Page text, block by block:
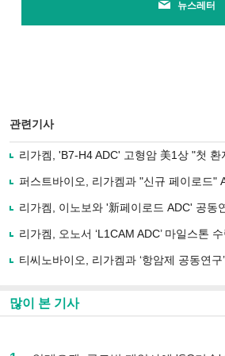
뉴스레터
관련기사
리가켐, 'B7-H4 ADC' 고형암 美1상 "첫 환
퍼스트바이오, 리가켐과 "신규 페이로드"
리가켐, 이노보와 '新페이로드 ADC' 공동
리가켐, 오노서 ‘L1CAM ADC’ 마일스톤 수
티씨노바이오, 리가켐과 ‘항암제 공동연구
많이 본 기사